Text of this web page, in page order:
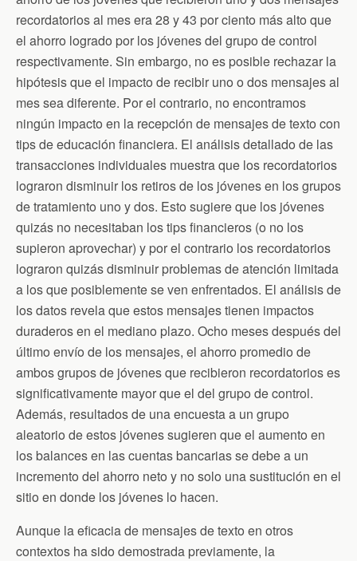
recordatorios al mes era 28 y 43 por ciento más alto que
el ahorro logrado por los jóvenes del grupo de control
respectivamente. Sin embargo, no es posible rechazar la
hipótesis que el impacto de recibir uno o dos mensajes al
mes sea diferente. Por el contrario, no encontramos
ningún impacto en la recepción de mensajes de texto con
tips de educación financiera. El análisis detallado de las
transacciones individuales muestra que los recordatorios
lograron disminuir los retiros de los jóvenes en los grupos
de tratamiento uno y dos. Esto sugiere que los jóvenes
quizás no necesitaban los tips financieros (o no los
supieron aprovechar) y por el contrario los recordatorios
lograron quizás disminuir problemas de atención limitada
a los que posiblemente se ven enfrentados. El análisis de
los datos revela que estos mensajes tienen impactos
duraderos en el mediano plazo. Ocho meses después del
último envío de los mensajes, el ahorro promedio de
ambos grupos de jóvenes que recibieron recordatorios es
significativamente mayor que el del grupo de control.
Además, resultados de una encuesta a un grupo
aleatorio de estos jóvenes sugieren que el aumento en
los balances en las cuentas bancarias se debe a un
incremento del ahorro neto y no solo una sustitución en el
sitio en donde los jóvenes lo hacen.
Aunque la eficacia de mensajes de texto en otros
contextos ha sido demostrada previamente, la